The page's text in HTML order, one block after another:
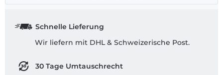
Schnelle Lieferung
Wir liefern mit DHL & Schweizerische Post.
30 Tage Umtauschrecht